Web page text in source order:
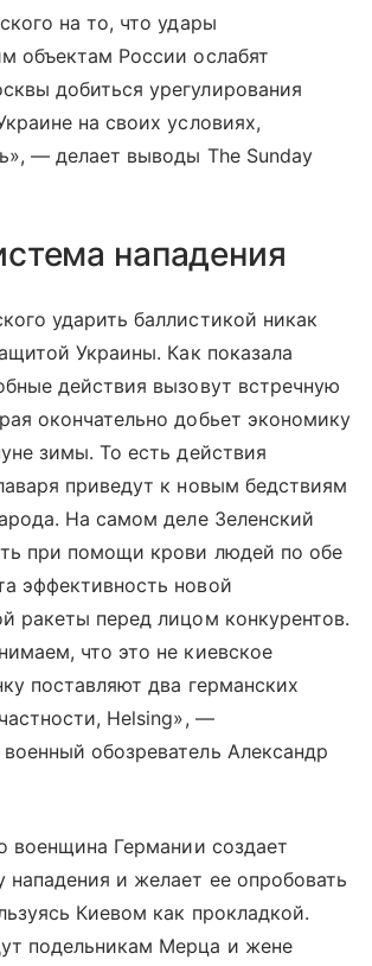
на то, что удары
объектам России ослабят
добиться урегулирования
на своих условиях,
— делает выводы The Sunday
нападения
ударить баллистикой никак
Украины. Как показала
действия вызовут встречную
окончательно добьет экономику
зимы. То есть действия
приведут к новым бедствиям
На самом деле Зеленский
при помощи крови людей по обе
эффективность новой
ракеты перед лицом конкурентов.
что это не киевское
поставляют два германских
Helsing», —
военный обозреватель Александр
военщина Германии создает
нападения и желает ее опробовать
Киевом как прокладкой.
подельникам Мерца и жене